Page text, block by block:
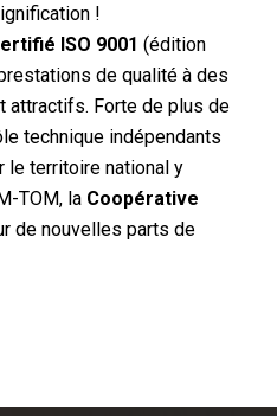
!
ISO 9001 (édition
de qualité à des
attractifs. Forte de plus de
technique indépendants
le territoire national y
TOM, la Coopérative
de nouvelles parts de